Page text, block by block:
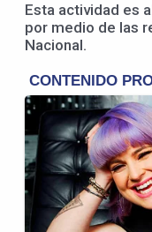
Esta actividad es
por medio de las
Nacional.